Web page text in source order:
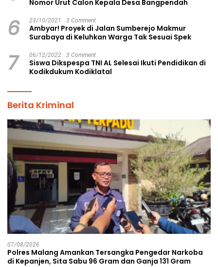
Nomor Urut Calon Kepala Desa Bangpendah
6 23/10/2021 3 Comment
Ambyar! Proyek di Jalan Sumberejo Makmur
Surabaya di Keluhkan Warga Tak Sesuai Spek
7 06/12/2022 3 Comment
Siswa Dikspespa TNI AL Selesai Ikuti Pendidikan di
Kodikdukum Kodiklatal
Berita Kriminal
07/08/2026
Polres Malang Amankan Tersangka Pengedar Narkoba
di Kepanjen, Sita Sabu 96 Gram dan Ganja 131 Gram